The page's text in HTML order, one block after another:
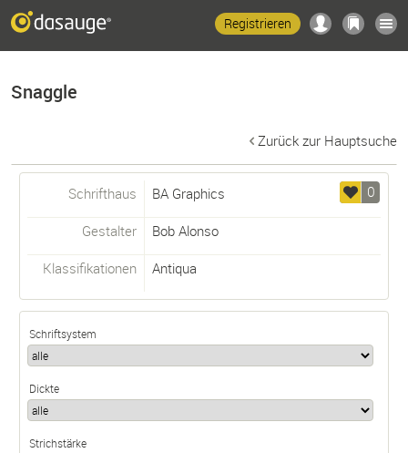
Registrieren
Snaggle
Zurück zur Hauptsuche
0
Schrifthaus BA Graphics
Gestalter Bob Alonso
Klassifikationen Antiqua
Schriftsystem
Dickte
Strichstärke